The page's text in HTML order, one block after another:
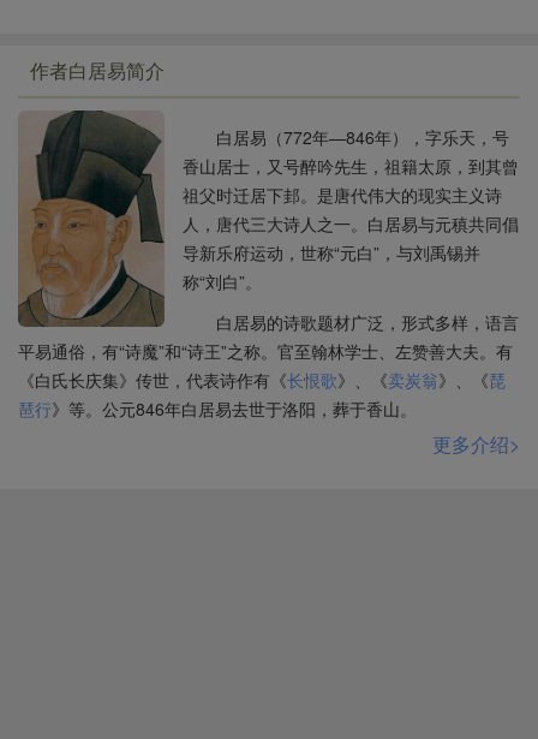
作者白居易简介
白居易（772年—846年），字乐天，号
香山居士，又号醉吟先生，祖籍太原，到其曾
祖父时迁居下邽。是唐代伟大的现实主义诗
人，唐代三大诗人之一。白居易与元稹共同倡
导新乐府运动，世称“元白”，与刘禹锡并
称“刘白”。
白居易的诗歌题材广泛，形式多样，语言
平易通俗，有“诗魔”和“诗王”之称。官至翰林学士、左赞善大夫。有
《白氏长庆集》传世，代表诗作有《长恨歌》、《卖炭翁》、《琵
琶行》等。公元846年白居易去世于洛阳，葬于香山。
更多介绍>